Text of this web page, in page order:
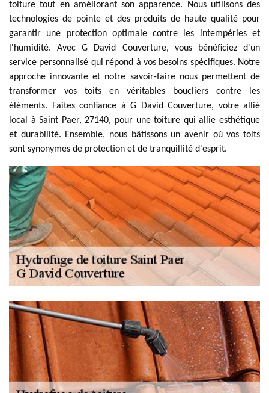
toiture tout en améliorant son apparence. Nous utilisons des
technologies de pointe et des produits de haute qualité pour
garantir une protection optimale contre les intempéries et
l'humidité. Avec G David Couverture, vous bénéficiez d'un
service personnalisé qui répond à vos besoins spécifiques. Notre
approche innovante et notre savoir-faire nous permettent de
transformer vos toits en véritables boucliers contre les
éléments. Faites confiance à G David Couverture, votre allié
local à Saint Paer, 27140, pour une toiture qui allie esthétique
et durabilité. Ensemble, nous bâtissons un avenir où vos toits
sont synonymes de protection et de tranquillité d'esprit.